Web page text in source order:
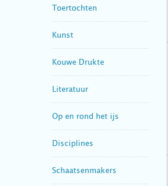
Toertochten
Kunst
Kouwe Drukte
Literatuur
Op en rond het ijs
Disciplines
Schaatsenmakers